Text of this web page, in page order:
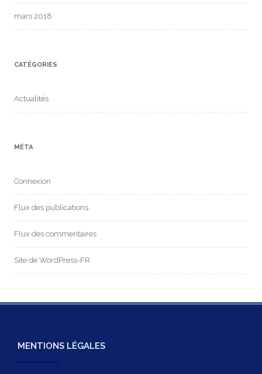
mars 2018
CATÉGORIES
Actualités
MÉTA
Connexion
Flux des publications
Flux des commentaires
Site de WordPress-FR
MENTIONS LÉGALES